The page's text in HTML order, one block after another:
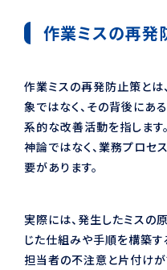
作業ミスの再発
作業ミスの再発防止策とは
象ではなく、その背後にあ
系的な改善活動を指します
神論ではなく、業務プロセ
要があります。
実際には、発生したミスの
じた仕組みや手順を構築す
担当者の不注意と片付け